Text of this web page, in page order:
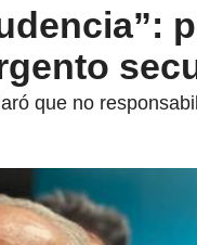
que no